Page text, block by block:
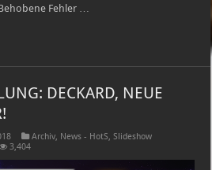
Fehler …
DECKARD, NEUE
Archiv, News - HotS,Slideshow
3,404